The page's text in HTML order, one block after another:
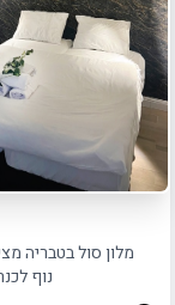
מלון סול בטבריה
נוף